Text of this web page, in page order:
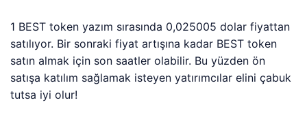
1 BEST token yazım sırasında 0,025005 dolar fiyattan
satılıyor. Bir sonraki fiyat artışına kadar BEST token
satın almak için son saatler olabilir. Bu yüzden ön
satışa katılım sağlamak isteyen yatırımcılar elini çabuk
tutsa iyi olur!